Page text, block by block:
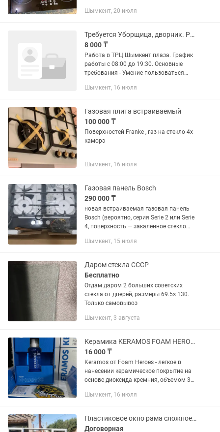
Шымкент, 20 июля
Требуется Уборщица, дворник. Работа в ТРЦ Шымкент плаза
8 000 ₸
Работа в ТРЦ Шымкент плаза. График
работы с 08:00 до 19:30. Основные
требования - Умение пользоваться
гигиены. Умение работать с
Шымкент, 16 июля
Газовая плита встраиваемый
100 000 ₸
Поверхностей Franke , газ на стекло 4х
каморә
Шымкент, 16 июля
Газовая панель Bosch
290 000 ₸
новая встраиваемая газовая панель
Bosch (вероятно, серия Serie 2 или Serie
4, поверхность — закаленное стекло
который вы можете скопировать и
Шымкент, 15 июля
Даром стекла СССР
Бесплатно
Отдам даром 2 больших советских
стекла от дверей, размеры 69.5× 130.
Только самовывоз
Шымкент, 3 августа
Керамика KERAMOS FOAM HEROES 30мл жидкое стекло, CERAMIC.
16 000 ₸
Keramos от Foam Heroes - легкое в
нанесении керамическое покрытие на
основе диоксида кремния, объемом 30
поверхности сильный гидрофобный
Шымкент, 16 июля
Пластиковое окно рама сложное открывания
Договорная